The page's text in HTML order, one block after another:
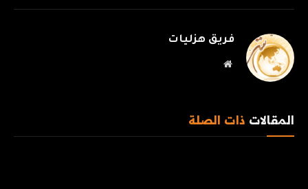
فريق هزليات
موقع
المقالات ذات الصلة